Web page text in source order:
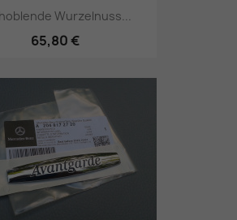
Wurzelnuss...
65,80 €